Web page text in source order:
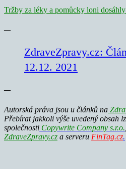
Tržby za léky a pomůcky loni
—
ZdraveZpravy.cz:
12.12. 2021
—
Autorská práva jsou u článků na
Přebírat jakkoli výše uvedený obsah
společnosti Copywrite Company s.r.o.
ZdraveZpravy.cz a serveru FinTag.cz.